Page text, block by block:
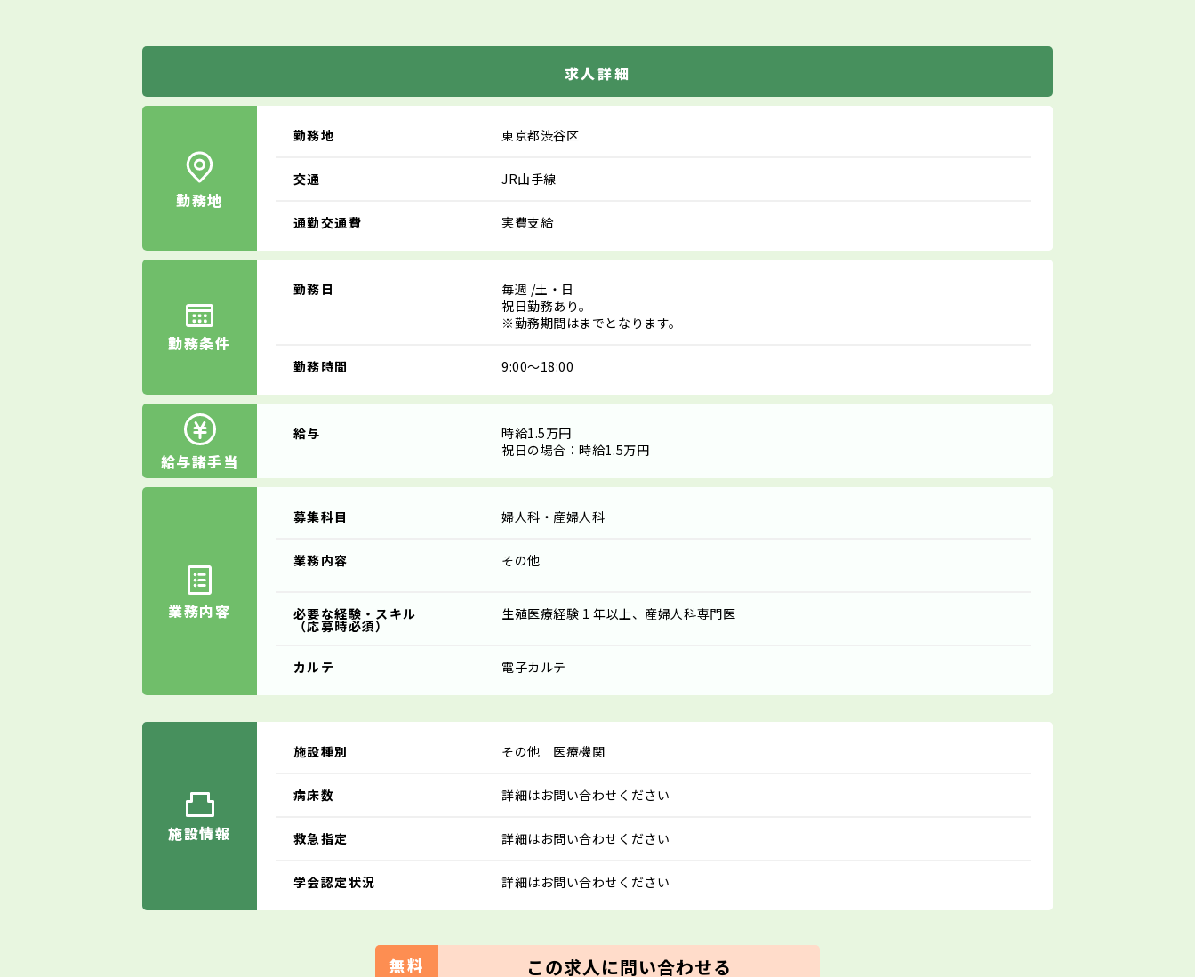
求人詳細
勤務地
勤務地 東京都渋谷区
交通 JR山手線
通勤交通費 実費支給
勤務条件
勤務日 毎週 /土・日
祝日勤務あり。
※勤務期間はまでとなります。
勤務時間 9:00～18:00
給与諸手当
給与
時給1.5万円
祝日の場合：時給1.5万円
業務内容
募集科目 婦人科・産婦人科
業務内容 その他
必要な経験・スキル
（応募時必須）
生殖医療経験 1 年以上、産婦人科専門医
カルテ 電子カルテ
施設情報
施設種別 その他 医療機関
病床数 詳細はお問い合わせください
救急指定 詳細はお問い合わせください
学会認定状況 詳細はお問い合わせください
無料 この求人に問い合わせる